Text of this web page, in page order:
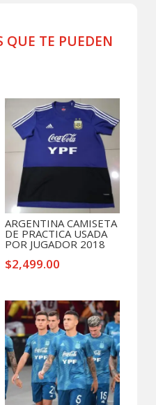
QUE TE PUEDEN
ARGENTINA CAMISETA
DE PRACTICA USADA
POR JUGADOR 2018
$2,499.00